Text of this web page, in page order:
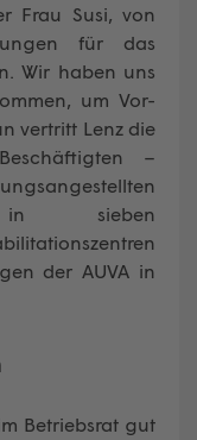
Frau Susi, von
für das
Wir haben uns
um Vor-
vertritt Lenz die
–
in sieben
der AUVA in
Betriebsrat gut